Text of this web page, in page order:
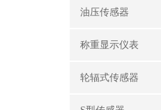
油压传感器
称重显示仪表
轮辐式传感器